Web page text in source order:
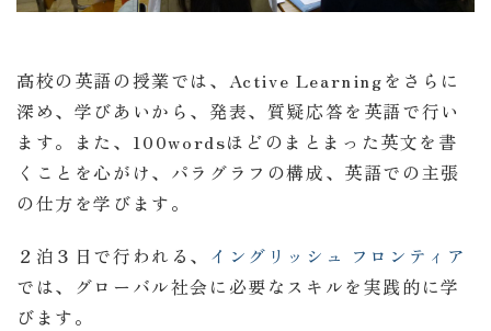
高校の英語の授業では、Active Learningをさらに
深め、学びあいから、発表、質疑応答を英語で行い
ます。また、100wordsほどのまとまった英文を書
くことを心がけ、パラグラフの構成、英語での主張
の仕方を学びます。
２泊３日で行われる、 イングリッシュ フロンティア
では、グローバル社会に必要なスキルを実践的に学
びます。